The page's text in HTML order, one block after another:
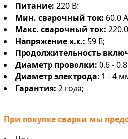
Питание: 220 В;
Мин. сварочный ток: 60.0
Макс. сварочный ток:
Напряжение х.х.: 59 В;
Продолжительность
Диаметр проволки: 0.6 -
Диаметр электрода: 1 - 4
Гарантия: 2 года;
При покупке сварки мы